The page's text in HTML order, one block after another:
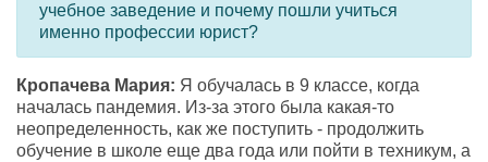
учебное заведение и почему пошли учиться
именно профессии юрист?
Кропачева Мария: Я обучалась в 9 классе, когда
началась пандемия. Из-за этого была какая-то
неопределенность, как же поступить - продолжить
обучение в школе еще два года или пойти в техникум, а